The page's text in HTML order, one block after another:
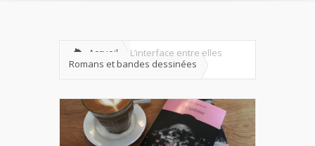
Accueil
Romans et bandes dessinées
L’interface entre elles